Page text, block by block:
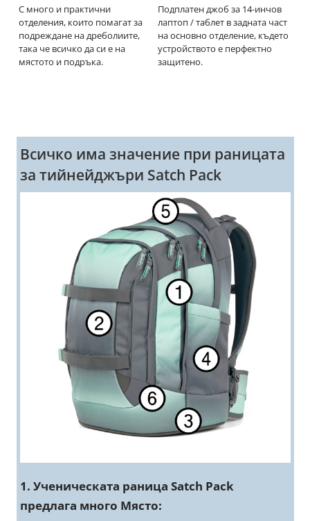
С много и практични
отделения, които помагат за
подреждане на дреболиите,
така че всичко да си е на
мястото и подръка.
Подплатен джоб за 14-инчов
лаптоп / таблет в задната част
на основно отделение, където
устройството е перфектно
защитено.
Всичко има значение при раницата
за тийнейджъри Satch Pack
1. Ученическата раница Satch Pack
предлага много Място: